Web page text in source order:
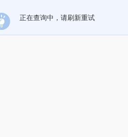
正在查询中，请刷新重试